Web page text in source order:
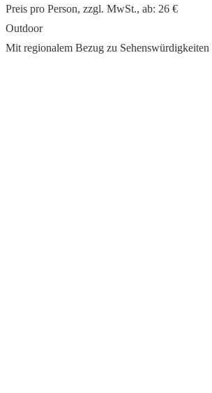
Preis pro Person, zzgl. MwSt., ab: 26 €
Outdoor
Mit regionalem Bezug zu Sehenswürdigkeiten